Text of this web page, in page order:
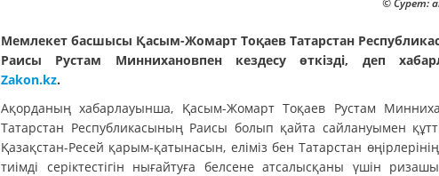
Мемлекет басшысы Қасым-Жомарт Тоқаев Татарстан
Раисы Рустам Миннихановпен кездесу өткізді, деп
Zakon.kz.
Ақорданың хабарлауынша, Қасым-Жомарт Тоқаев Рустам
Татарстан Республикасының Раисы болып қайта сайлануымен
Қазақстан-Ресей қарым-қатынасын, еліміз бен Татарстан
тиімді серіктестігін нығайтуға белсене атсалысқаны үшін